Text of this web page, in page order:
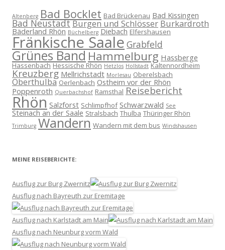
Altenberg Bad Bocklet Bad Brückenau Bad Kissingen
Bad NeustadtBurgen und Schlösser Burkardroth
Bäderland Rhön Büchelberg Diebach Elfershausen
Fränkische Saale Grabfeld
Grünes BandHammelburg Hassberge
Hassenbach Hessische Rhön Hetzlos Hollstadt Kaltennordheim
Kreuzberg Mellrichstadt Morlesau Oberelsbach
Oberthulba Oerlenbach Ostheim vor der Rhön
Poppenroth Querbachshof Ramsthal Reisebericht
Rhön Salzforst Schlimpfhof Schwarzwald See
Steinach an der Saale Stralsbach Thulba Thüringer Rhön
Trimburg Wandern Wandern mit dem bus Windshausen
MEINE REISEBERICHTE:
Ausflug zur Burg Zwernitz
Ausflug nach Bayreuth zur Eremitage
Ausflug nach Karlstadt am Main
Ausflug nach Neunburg vorm Wald